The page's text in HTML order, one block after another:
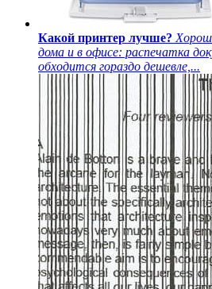
Какой принтер лучше?
дома и в офисе: распечатка
обходится гораздо дешевле,...